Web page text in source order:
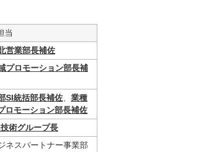
当
営業部長補佐
プロモーション部長補
SI統括部長補佐、 業種
ロモーション部長補佐
術グループ長
ネスパートナー事業部